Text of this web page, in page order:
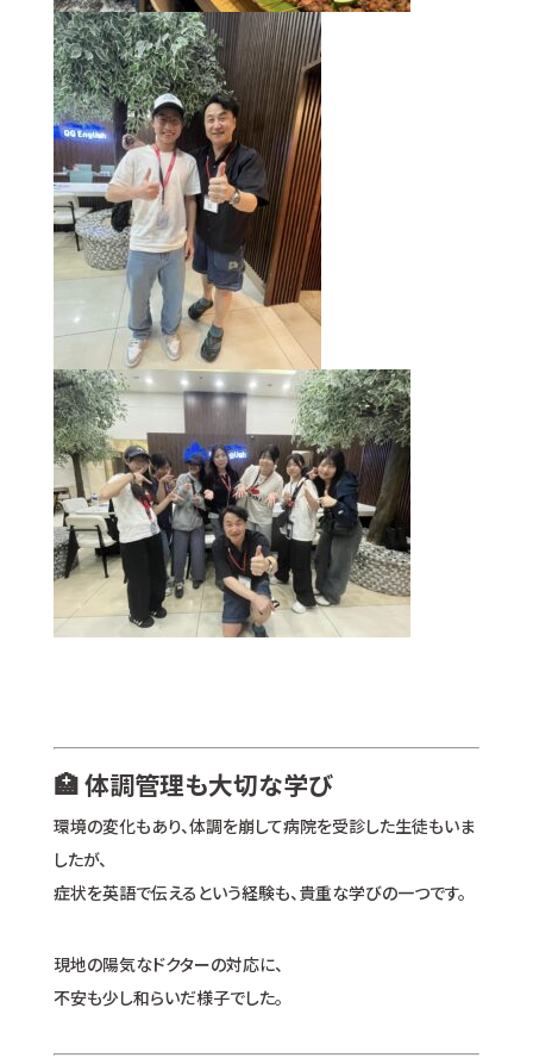
🏥 体調管理も大切な学び
環境の変化もあり、体調を崩して病院を受診した生徒もいま
したが、
症状を英語で伝えるという経験も、貴重な学びの一つです。
現地の陽気なドクターの対応に、
不安も少し和らいだ様子でした。